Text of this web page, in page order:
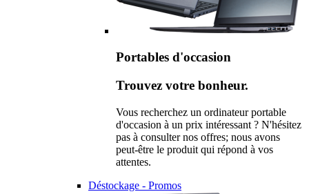
Portables d'occasion
Trouvez votre bonheur.
Vous recherchez un ordinateur portable
d'occasion à un prix intéressant ? N'hésitez
pas à consulter nos offres; nous avons
peut-être le produit qui répond à vos
attentes.
Déstockage - Promos